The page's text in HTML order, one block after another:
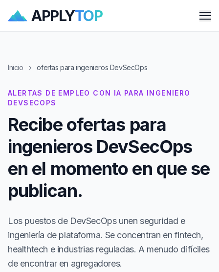
APPLYTOP
Inicio › ofertas para ingenieros DevSecOps
ALERTAS DE EMPLEO CON IA PARA INGENIERO
DEVSECOPS
Recibe ofertas para
ingenieros DevSecOps
en el momento en que se
publican.
Los puestos de DevSecOps unen seguridad e
ingeniería de plataforma. Se concentran en fintech,
healthtech e industrias reguladas. A menudo difíciles
de encontrar en agregadores.